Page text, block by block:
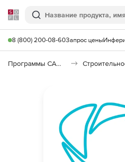
Softline
Поиск
8 (800) 200-08-60Запрос цены
Программы САПР и ГИС